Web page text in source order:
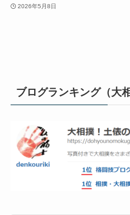
2026年5月8日
ブログランキング（大